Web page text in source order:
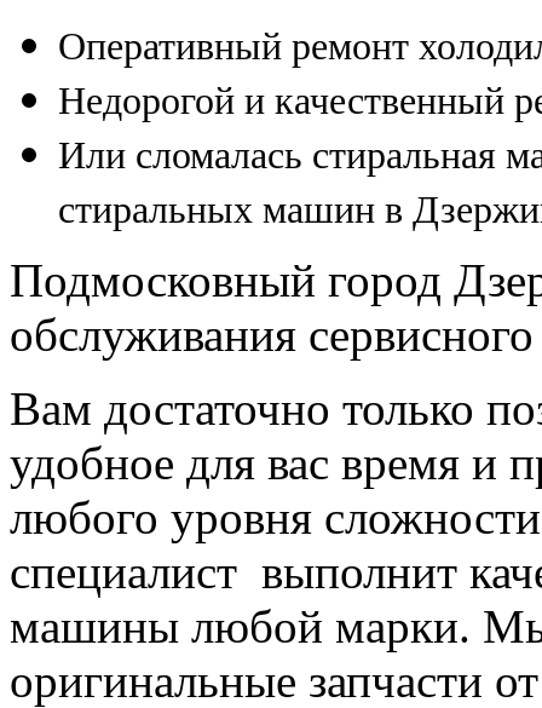
Оперативный ремонт
Недорогой и качественный
Или сломалась стиральная
стиральных машин в
Подмосковный город
обслуживания
Вам достаточно только
удобное для вас время и
любого уровня
специалист выполнит
машины любой марки. Мы
оригинальные запчасти